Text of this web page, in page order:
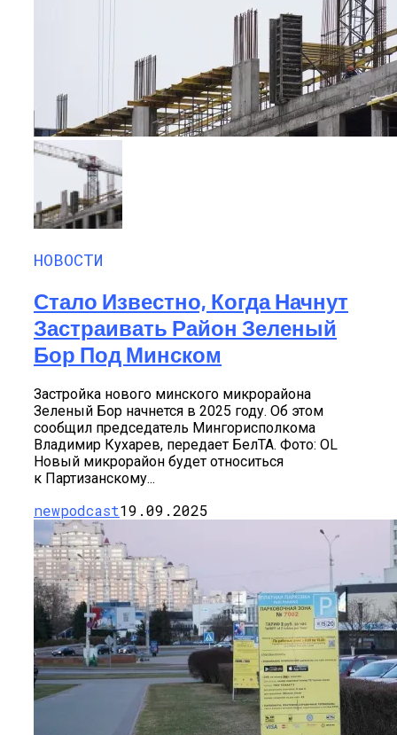
НОВОСТИ
Стало Известно, Когда Начнут
Застраивать Район Зеленый
Бор Под Минском
Застройка нового минского микрорайона
Зеленый Бор начнется в 2025 году. Об этом
сообщил председатель Мингорисполкома
Владимир Кухарев, передает БелТА. Фото: OL
Новый микрорайон будет относиться
к Партизанскому...
newpodcast19.09.2025